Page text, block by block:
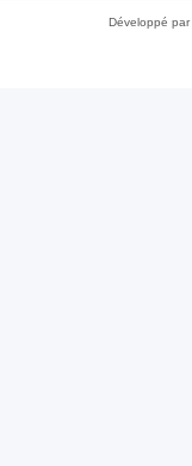
Développé par